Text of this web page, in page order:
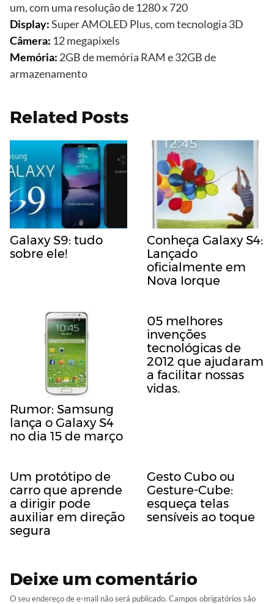
um, com uma resolução de 1280 x 720
Display:Super AMOLED Plus, com tecnologia 3D
Câmera: 12 megapixels
Memória: 2GB de memória RAM e 32GB de
armazenamento
Related Posts
Galaxy S9: tudo
sobre ele!
Conheça Galaxy S4:
Lançado
oficialmente em
Nova Iorque
Rumor: Samsung
lança o Galaxy S4
no dia 15 de março
05 melhores
invenções
tecnológicas de
2012 que ajudaram
a facilitar nossas
vidas.
Um protótipo de
carro que aprende
a dirigir pode
auxiliar em direção
segura
Gesto Cubo ou
Gesture-Cube:
esqueça telas
sensíveis ao toque
Deixe um comentário
O seu endereço de e-mail não será publicado. Campos obrigatórios são